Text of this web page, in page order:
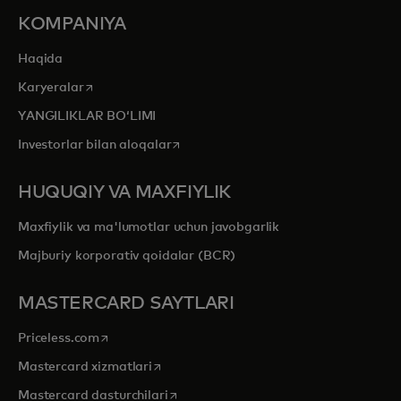
KOMPANIYA
Haqida
Karyeralaropens in a new tab
YANGILIKLAR BOʻLIMI
Investorlar bilan aloqalaropens in a new tab
HUQUQIY VA MAXFIYLIK
Maxfiylik va ma'lumotlar uchun javobgarlik
Majburiy korporativ qoidalar (BCR)
MASTERCARD SAYTLARI
Priceless.com opens in a new tab
Mastercard xizmatlari opens in a new tab
Mastercard dasturchilariopens in a new tab